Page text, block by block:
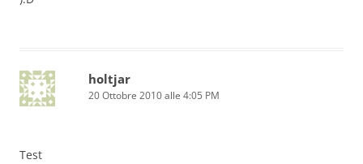
holtjar
20 Ottobre 2010 alle 4:05 PM
Test